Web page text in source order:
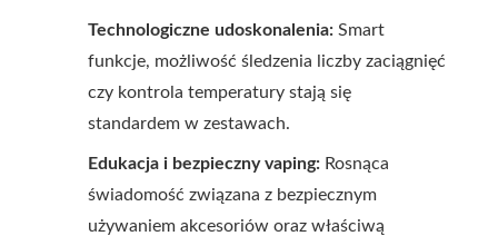
Technologiczne udoskonalenia: Smart
funkcje, możliwość śledzenia liczby zaciągnięć
czy kontrola temperatury stają się
standardem w zestawach.
Edukacja i bezpieczny vaping: Rosnąca
świadomość związana z bezpiecznym
używaniem akcesoriów oraz właściwą